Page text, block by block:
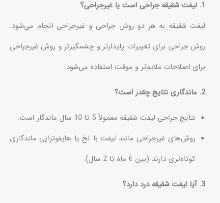
1. لیفت شقیقه جراحی است یا غیرجراحی؟
لیفت شقیقه به هر دو روش جراحی و غیرجراحی انجام می‌شود.
روش جراحی برای تغییرات پایدارتر و چشمگیرتر و روش غیرجراحی
برای اصلاحات ملایم‌تر و موقت استفاده می‌شود.
2. ماندگاری نتایج چقدر است؟
نتایج جراحی لیفت شقیقه معمولاً 5 تا 10 سال ماندگار است.
روش‌های غیرجراحی مانند لیفت با نخ یا هایفوتراپی ماندگاری
کوتاه‌تری دارند (بین 6 ماه تا 2 سال).
3. آیا لیفت شقیقه درد دارد؟